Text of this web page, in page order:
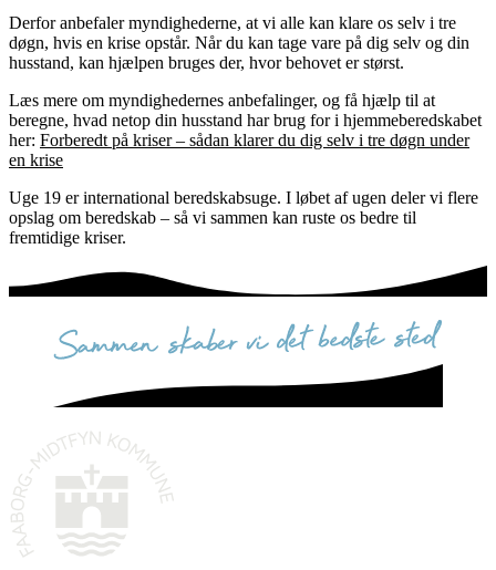
Derfor anbefaler myndighederne, at vi alle kan klare os selv i tre
døgn, hvis en krise opstår. Når du kan tage vare på dig selv og din
husstand, kan hjælpen bruges der, hvor behovet er størst.
Læs mere om myndighedernes anbefalinger, og få hjælp til at
beregne, hvad netop din husstand har brug for i hjemmeberedskabet
her: Forberedt på kriser – sådan klarer du dig selv i tre døgn under
en krise
Uge 19 er international beredskabsuge. I løbet af ugen deler vi flere
opslag om beredskab – så vi sammen kan ruste os bedre til
fremtidige kriser.
sammen skaber vi det bedste sted